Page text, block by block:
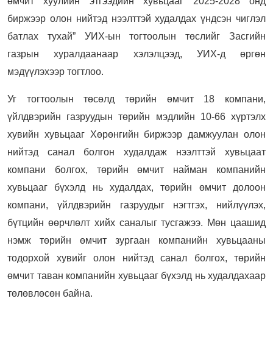
биржээр олон нийтэд нээлттэй худалдах үндсэн чиглэл
батлах тухай” УИХ-ын тогтоолын төслийг Засгийн
газрын хуралдаанаар хэлэлцээд, УИХ-д өргөн
мэдүүлэхээр тогтлоо.
Уг тогтоолын төсөлд төрийн өмчит 18 компани,
үйлдвэрийн газруудын төрийн мэдлийн 10-66 хүртэлх
хувийн хувьцааг Хөрөнгийн биржээр дамжуулан олон
нийтэд санал болгон худалдаж нээлттэй хувьцаат
компани болгох, төрийн өмчит найман компанийн
хувьцааг бүхэлд нь худалдах, төрийн өмчит долоон
компани, үйлдвэрийн газруудыг нэгтгэх, нийлүүлэх,
бүтцийн өөрчлөлт хийх саналыг тусгажээ. Мөн цаашид
нэмж төрийн өмчит зургаан компанийн хувьцааны
тодорхой хувийг олон нийтэд санал болгох, төрийн
өмчит таван компанийн хувьцааг бүхэлд нь худалдахаар
төлөвлөсөн байна.